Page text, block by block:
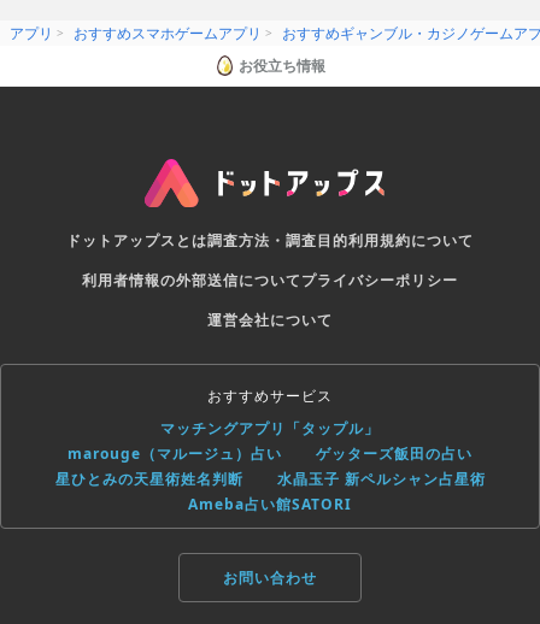
アプリ おすすめスマホゲームアプリ
おすすめギャンブル・カジノゲームア
お役立ち情報
ドットアップスとは調査方法・調査目的利用規約について
利用者情報の外部送信についてプライバシーポリシー
運営会社について
おすすめサービス
マッチングアプリ「タップル」
marouge（マルージュ）占い
ゲッターズ飯田の占い
星ひとみの天星術姓名判断
水晶玉子 新ペルシャン占星術
Ameba占い館SATORI
お問い合わせ